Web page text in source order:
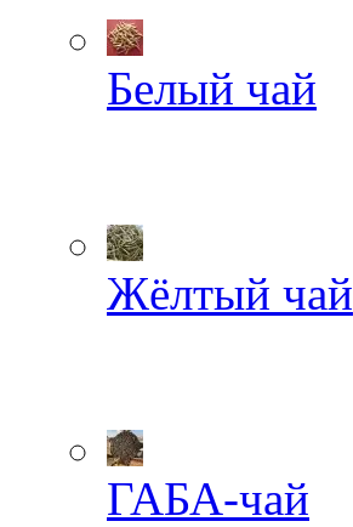
Белый чай
Жёлтый чай
ГАБА-чай